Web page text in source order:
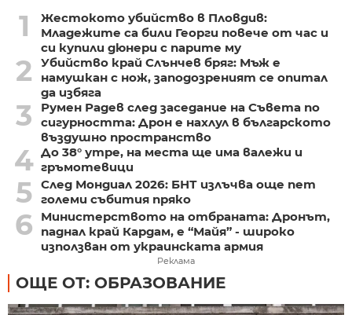
1
Жестокото убийство в Пловдив:
Младежите са били Георги повече от час и
си купили дюнери с парите му
2
Убийство край Слънчев бряг: Мъж е
намушкан с нож, заподозреният се опитал
да избяга
3
Румен Радев след заседание на Съвета по
сигурността: Дрон е нахлул в българското
въздушно пространство
4 До 38° утре, на места ще има валежи и
гръмотевици
5 След Мондиал 2026: БНТ излъчва още пет
големи събития пряко
6
Министерството на отбраната: Дронът,
паднал край Кардам, е “Майя” - широко
използван от украинската армия
Реклама
ОЩЕ ОТ: ОБРАЗОВАНИЕ